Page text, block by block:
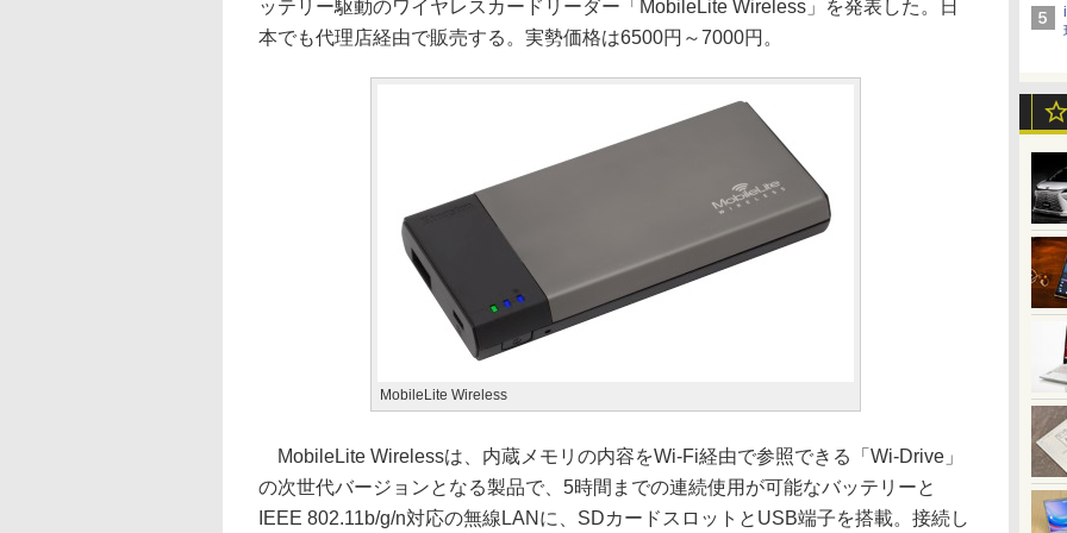
ッテリー駆動のワイヤレスカードリーダー「MobileLite Wireless」を発表した。日
本でも代理店経由で販売する。実勢価格は6500円～7000円。
MobileLite Wireless
MobileLite Wirelessは、内蔵メモリの内容をWi-Fi経由で参照できる「Wi-Drive」
の次世代バージョンとなる製品で、5時間までの連続使用が可能なバッテリーと
IEEE 802.11b/g/n対応の無線LANに、SDカードスロットとUSB端子を搭載。接続し